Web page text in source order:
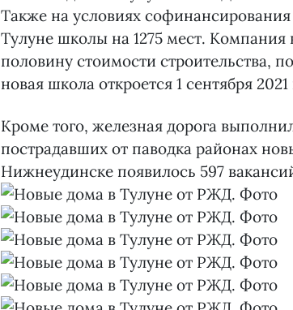
Также на условиях
Тулуне школы на 1275 мест.
половину стоимости строительства,
новая школа откроется 1 сентября 2021
Кроме того, железная дорога
пострадавших от паводка районах
Нижнеудинске появилось 597